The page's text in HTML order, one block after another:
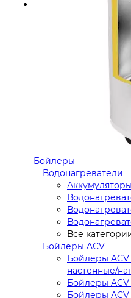
Бойлеры
Водонагреватели
Все
Бойлеры ACV
Бойлеры ACV
настенные/
Бойлеры ACV
Бойлеры ACV